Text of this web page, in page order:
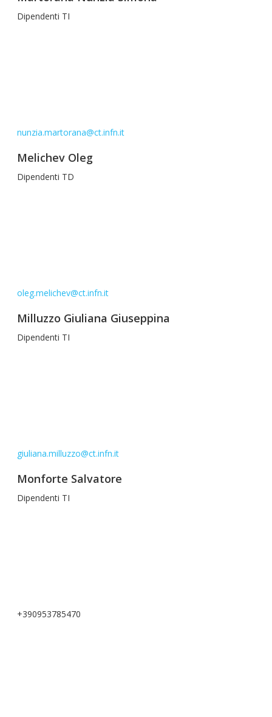
Dipendenti TI
nunzia.martorana@ct.infn.it
Melichev Oleg
Dipendenti TD
oleg.melichev@ct.infn.it
Milluzzo Giuliana Giuseppina
Dipendenti TI
giuliana.milluzzo@ct.infn.it
Monforte Salvatore
Dipendenti TI
+390953785470